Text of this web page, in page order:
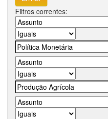
Filtros correntes: